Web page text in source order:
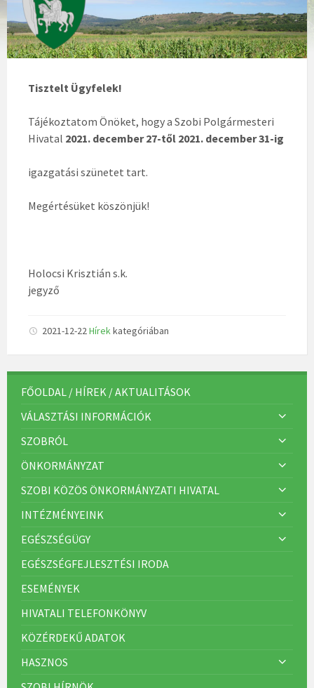
Tisztelt Ügyfelek!
Tájékoztatom Önöket, hogy a Szobi Polgármesteri
Hivatal 2021. december 27-től 2021. december 31-ig
igazgatási szünetet tart.
Megértésüket köszönjük!
Holocsi Krisztián s.k.
jegyző
2021-12-22Hírekkategóriában
FŐOLDAL / HÍREK / AKTUALITÁSOK
VÁLASZTÁSI INFORMÁCIÓK
SZOBRÓL
ÖNKORMÁNYZAT
SZOBI KÖZÖS ÖNKORMÁNYZATI HIVATAL
INTÉZMÉNYEINK
EGÉSZSÉGÜGY
EGÉSZSÉGFEJLESZTÉSI IRODA
ESEMÉNYEK
HIVATALI TELEFONKÖNYV
KÖZÉRDEKŰ ADATOK
HASZNOS